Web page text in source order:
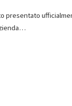
presentato